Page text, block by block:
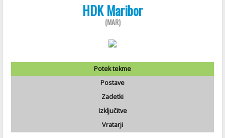
HDK Maribor
(MAR)
Potek tekme
Postave
Zadetki
Izključitve
Vratarji